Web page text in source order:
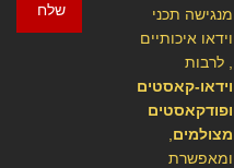
שלח
מנגישה תכני
וידאו איכותיים
, לרבות
וידאו-קאסטים
ופודקאסטים
מצולמים
ומאפשרת